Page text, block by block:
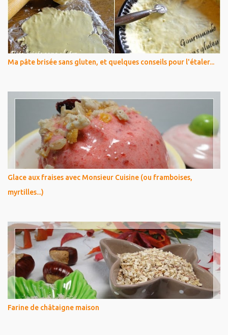
Ma pâte brisée sans gluten, et quelques conseils pour l'étaler...
Glace aux fraises avec Monsieur Cuisine (ou framboises,
myrtilles...)
Farine de châtaigne maison